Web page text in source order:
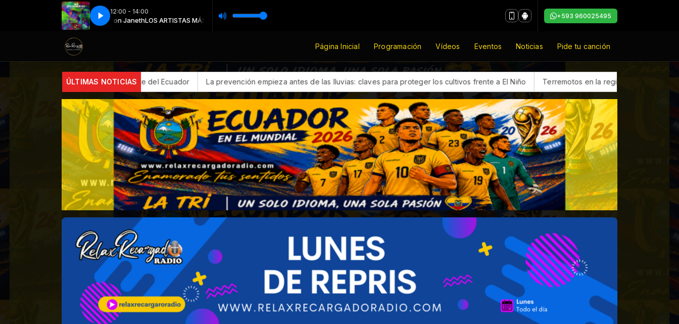
12:00 - 14:00
ARTISTAS MÁS PEDIDOS con JanethLOS ARTISTAS MÁS PEDIDOS con Janeth
PAUTA MERAKI 2026 PAUTA MERAKI 2026
+593 960025495
Página Inicial Programación Vídeos Eventos Noticias Pide tu canción
ÚLTIMAS NOTICIAS
textil más importante del Ecuador La prevención empieza antes de las lluvias: claves para proteger los cultivos frente a El Niño Terremotos en la región Honda presenta el ZR-